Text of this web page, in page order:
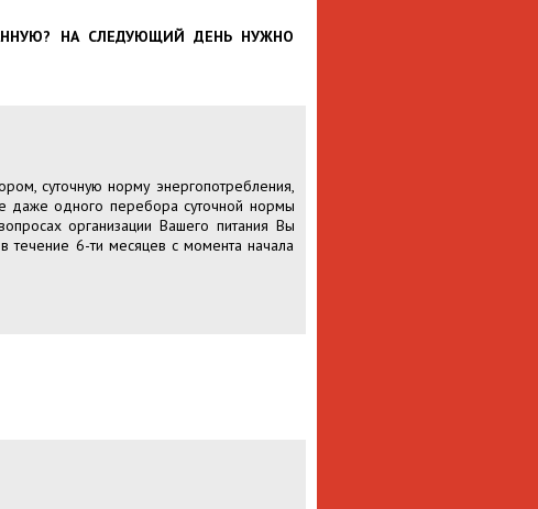
НА СЛЕДУЮЩИЙ ДЕНЬ НУЖНО
суточную норму энергопотребления,
даже одного перебора суточной нормы
организации Вашего питания Вы
течение 6-ти месяцев с момента начала